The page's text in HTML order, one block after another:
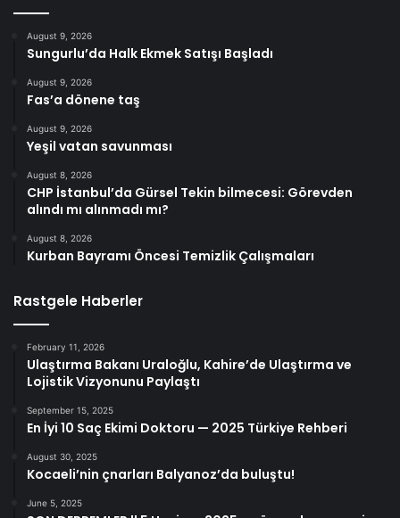
August 9, 2026
Sungurlu’da Halk Ekmek Satışı Başladı
August 9, 2026
Fas’a dönene taş
August 9, 2026
Yeşil vatan savunması
August 8, 2026
CHP İstanbul’da Gürsel Tekin bilmecesi: Görevden
alındı mı alınmadı mı?
August 8, 2026
Kurban Bayramı Öncesi Temizlik Çalışmaları
Rastgele Haberler
February 11, 2026
Ulaştırma Bakanı Uraloğlu, Kahire’de Ulaştırma ve
Lojistik Vizyonunu Paylaştı
September 15, 2025
En İyi 10 Saç Ekimi Doktoru — 2025 Türkiye Rehberi
August 30, 2025
Kocaeli’nin çnarları Balyanoz’da buluştu!
June 5, 2025